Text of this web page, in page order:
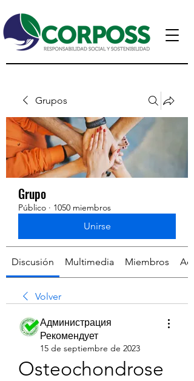
Grupos
Grupo
Público · 1050 miembros
Unirse
Discusión Multimedia Miembros
Volver
Администрация
Рекомендует
15 de septiembre de 2023
Osteochondrose